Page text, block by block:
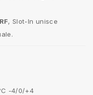
, Slot-In unisce
-4/0/+4